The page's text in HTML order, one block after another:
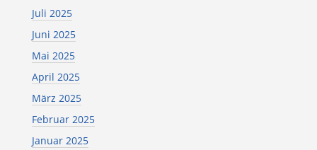
Juli 2025
Juni 2025
Mai 2025
April 2025
März 2025
Februar 2025
Januar 2025